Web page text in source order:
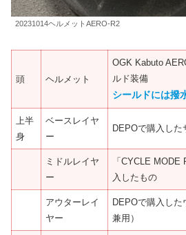
20231014ヘルメットAERO-R2
頭 ヘルメット
OGK Kabuto
ルド装備
シールドには撥
上半
身
ベースレイヤ
ー
DEPOで購入した
ミドルレイヤ
ー
「CYCLE
入したもの
アウターレイ
ヤー
DEPOで購入し
兼用）